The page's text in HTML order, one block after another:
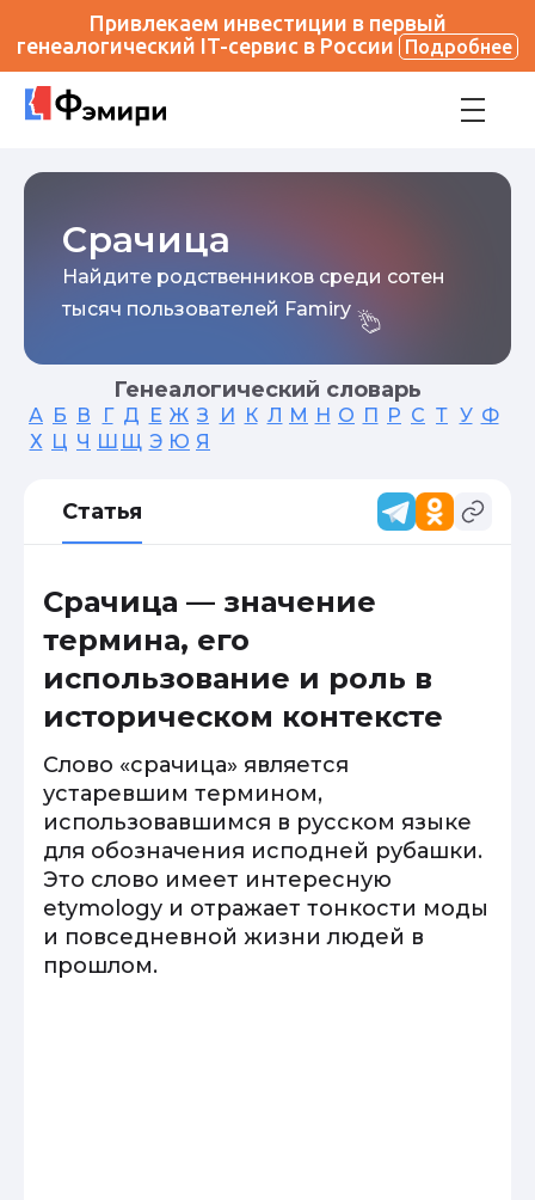
Привлекаем инвестиции в первый
генеалогический IT-сервис в России
Подробнее
Срачица
Найдите родственников среди сотен
тысяч пользователей Famiry
Генеалогический словарь
А Б В Г Д Е Ж З И К Л М Н О П Р С Т У Ф
Х Ц Ч Ш Щ Э Ю Я
Статья
Срачица — значение
термина, его
использование и роль в
историческом контексте
Слово «срачица» является
устаревшим термином,
использовавшимся в русском языке
для обозначения исподней рубашки.
Это слово имеет интересную
etymology и отражает тонкости моды
и повседневной жизни людей в
прошлом.